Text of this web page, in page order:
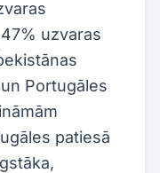
uzvaras
Portugāles
patiesā